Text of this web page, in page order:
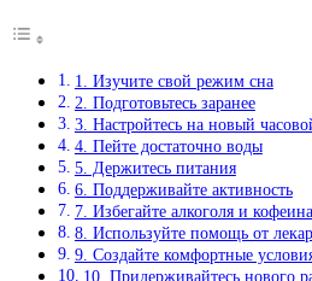
1. Изучите свой режим сна
2. Подготовьтесь заранее
3. Настройтесь на новый
4. Пейте достаточно воды
5. Держитесь питания
6. Поддерживайте активность
7. Избегайте алкоголя и кофеина
8. Используйте помощь от
9. Создайте комфортные
10. Придерживайтесь нового